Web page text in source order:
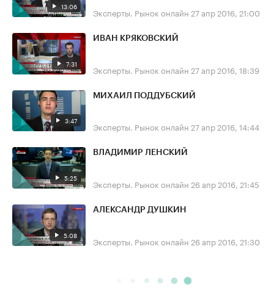
13:06 Эксперты. Рынок онлайн 27 апр 2016, 21:00
7:31
ИВАН КРЯКОВСКИЙ
Эксперты. Рынок онлайн 27 апр 2016, 18:39
3:47
МИХАИЛ ПОДДУБСКИЙ
Эксперты. Рынок онлайн 27 апр 2016, 14:44
5:25
ВЛАДИМИР ЛЕНСКИЙ
Эксперты. Рынок онлайн 26 апр 2016, 21:45
5:08
АЛЕКСАНДР ДУШКИН
Эксперты. Рынок онлайн 26 апр 2016, 21:30